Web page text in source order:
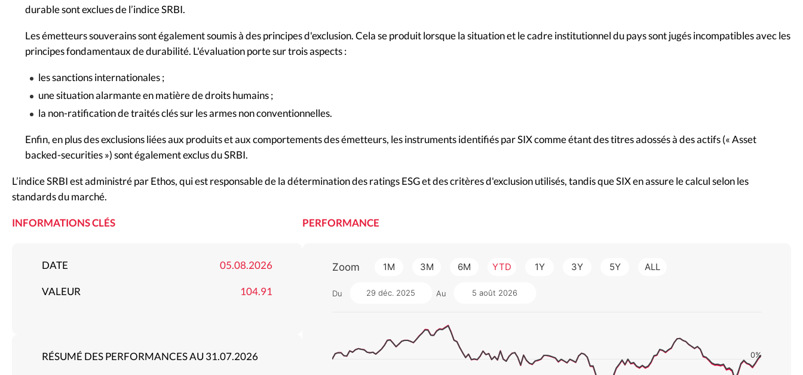
durable sont exclues de l’indice SRBI.
Les émetteurs souverains sont également soumis à des principes d'exclusion. Cela se produit lorsque la situation et le cadre institutionnel du pays sont jugés incompatibles avec les
principes fondamentaux de durabilité. L'évaluation porte sur trois aspects :
les sanctions internationales ;
une situation alarmante en matière de droits humains ;
la non-ratification de traités clés sur les armes non conventionnelles.
Enfin, en plus des exclusions liées aux produits et aux comportements des émetteurs, les instruments identifiés par SIX comme étant des titres adossés à des actifs (« Asset
backed-securities ») sont également exclus du SRBI.
L’indice SRBI est administré par Ethos, qui est responsable de la détermination des ratings ESG et des critères d'exclusion utilisés, tandis que SIX en assure le calcul selon les
standards du marché.
INFORMATIONS CLÉS
DATE 05.08.2026
VALEUR 104.91
RÉSUMÉ DES PERFORMANCES AU 31.07.2026
PERFORMANCE
Zoom 1M 3M 6M YTD 1Y 3Y 5Y ALL
Du 29 déc. 2025 Au 5 août 2026
0%